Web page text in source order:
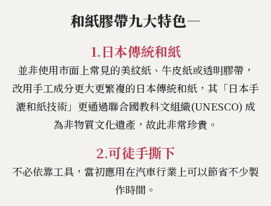
和紙膠帶九大特色—
1.日本傳統和紙
並非使用市面上常見的美紋紙、牛皮紙或透明膠帶，
改用手工成分更大更繁複的日本傳統和紙，其「日本手
漉和紙技術」更通過聯合國教科文組織(UNESCO) 成
為非物質文化遺產，故此非常珍貴。
2.可徒手撕下
不必依靠工具，當初應用在汽車行業上可以節省不少製
作時間。